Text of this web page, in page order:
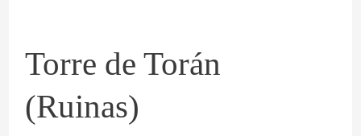
Torre de Torán
(Ruinas)